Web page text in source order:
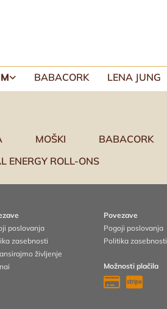
BABACORK LENA JUNG
MOŠKI BABACORK
ENERGY ROLL-ONS
poslovanja
zasebnosti
življenje
Povezave
Pogoji poslovanja
Politika zasebnosti
Možnosti plačila